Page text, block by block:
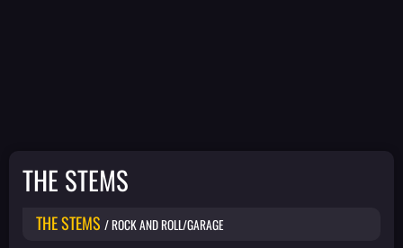
THE STEMS
THE STEMS / ROCK AND ROLL/GARAGE